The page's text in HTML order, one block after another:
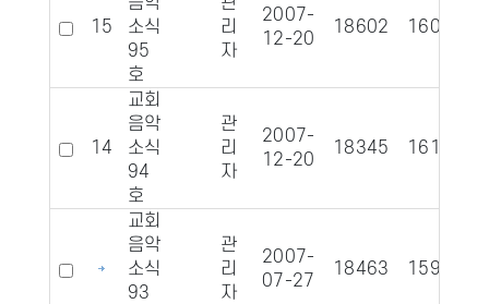
15
소식
95
호
리
자
2007-
12-20
18602 1608
14
교회
음악
소식
94
호
관
리
자
2007-
12-20
18345 1619
교회
음악
소식
93
관
리
자
2007-
07-27
18463 1599